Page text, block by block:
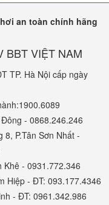
an toàn chính hãng
BBT VIỆT NAM
TP. Hà Nội cấp ngày
- 0868.246.246
P.Tân Sơn Nhất -
Khê - 0931.772.346
Hiệp - ĐT: 093.177.4346
- ĐT: 0961.342.986